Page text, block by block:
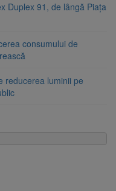
Duplex 91, de lângă Piața
consumului de
reducerea luminii pe